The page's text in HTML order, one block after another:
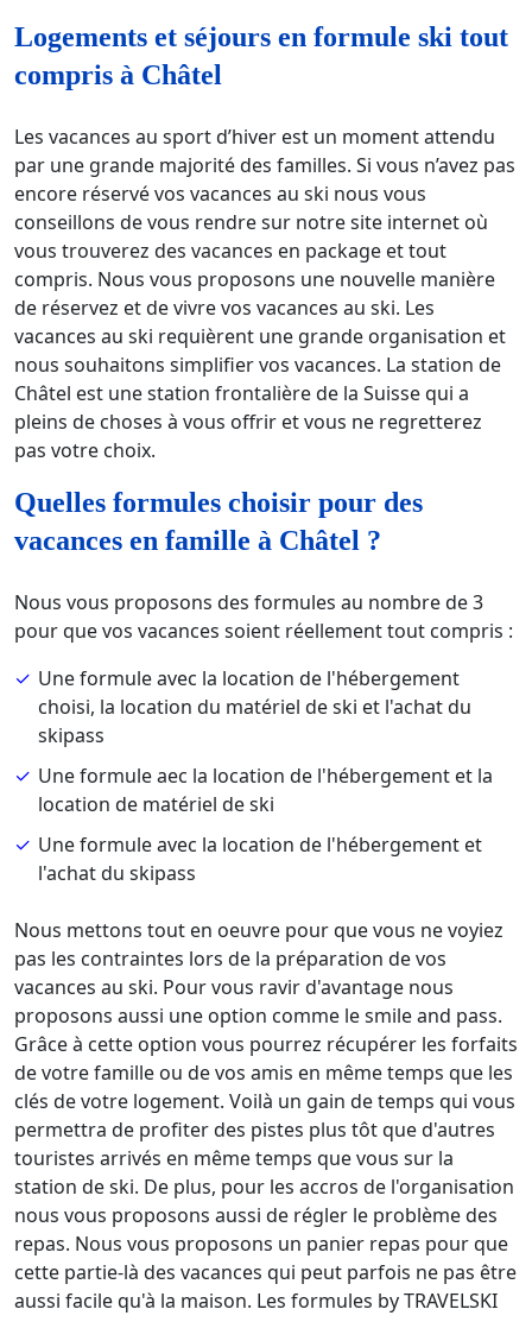
Logements et séjours en formule ski tout
compris à Châtel
Les vacances au sport d’hiver est un moment attendu
par une grande majorité des familles. Si vous n’avez pas
encore réservé vos vacances au ski nous vous
conseillons de vous rendre sur notre site internet où
vous trouverez des vacances en package et tout
compris. Nous vous proposons une nouvelle manière
de réservez et de vivre vos vacances au ski. Les
vacances au ski requièrent une grande organisation et
nous souhaitons simplifier vos vacances. La station de
Châtel est une station frontalière de la Suisse qui a
pleins de choses à vous offrir et vous ne regretterez
pas votre choix.
Quelles formules choisir pour des
vacances en famille à Châtel ?
Nous vous proposons des formules au nombre de 3
pour que vos vacances soient réellement tout compris :
Une formule avec la location de l'hébergement
choisi, la location du matériel de ski et l'achat du
skipass
Une formule aec la location de l'hébergement et la
location de matériel de ski
Une formule avec la location de l'hébergement et
l'achat du skipass
Nous mettons tout en oeuvre pour que vous ne voyiez
pas les contraintes lors de la préparation de vos
vacances au ski. Pour vous ravir d'avantage nous
proposons aussi une option comme le smile and pass.
Grâce à cette option vous pourrez récupérer les forfaits
de votre famille ou de vos amis en même temps que les
clés de votre logement. Voilà un gain de temps qui vous
permettra de profiter des pistes plus tôt que d'autres
touristes arrivés en même temps que vous sur la
station de ski. De plus, pour les accros de l'organisation
nous vous proposons aussi de régler le problème des
repas. Nous vous proposons un panier repas pour que
cette partie-là des vacances qui peut parfois ne pas être
aussi facile qu'à la maison. Les formules by TRAVELSKI